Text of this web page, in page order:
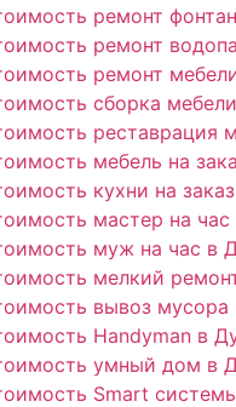
ремонт
ремонт
ремонт
сборка
реставрация
мебель на
кухни на
мастер на час
муж на час в
мелкий
вывоз мусора
Handyman в
умный дом в
Smart